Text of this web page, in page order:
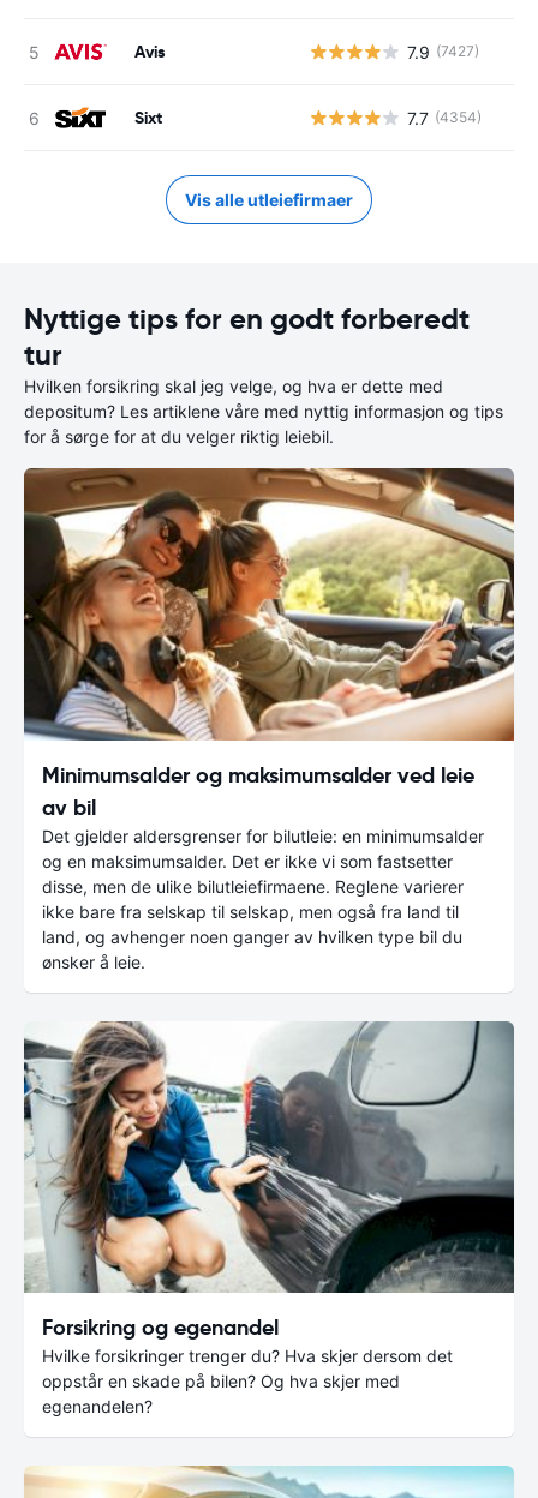
Avis 7.9 (7427)
Sixt 7.7 (4354)
Vis alle utleiefirmaer
Nyttige tips for en godt forberedt
tur
Hvilken forsikring skal jeg velge, og hva er dette med
depositum? Les artiklene våre med nyttig informasjon og tips
for å sørge for at du velger riktig leiebil.
Minimumsalder og maksimumsalder ved leie
av bil
Det gjelder aldersgrenser for bilutleie: en minimumsalder
og en maksimumsalder. Det er ikke vi som fastsetter
disse, men de ulike bilutleiefirmaene. Reglene varierer
ikke bare fra selskap til selskap, men også fra land til
land, og avhenger noen ganger av hvilken type bil du
ønsker å leie.
Forsikring og egenandel
Hvilke forsikringer trenger du? Hva skjer dersom det
oppstår en skade på bilen? Og hva skjer med
egenandelen?